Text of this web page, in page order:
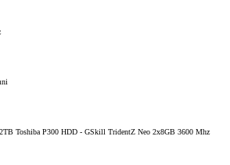
Toshiba P300 HDD - GSkill TridentZ Neo 2x8GB 3600 Mhz